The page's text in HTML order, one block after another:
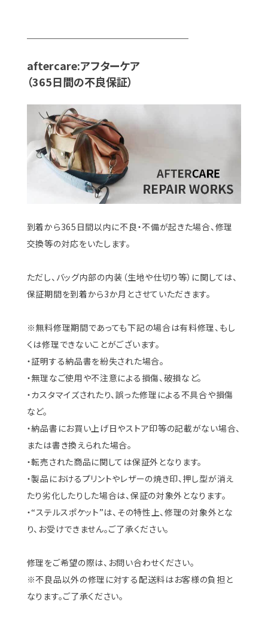
aftercare:アフターケア
（365日間の不良保証）
到着から365日間以内に不良・不備が起きた場合、修理
交換等の対応をいたします。
ただし、バッグ内部の内装（生地や仕切り等）に関しては、
保証期間を到着から3か月とさせていただきます。
※無料修理期間であっても下記の場合は有料修理、もし
くは修理できないことがございます。
・証明する納品書を紛失された場合。
・無理なご使用や不注意による損傷、破損など。
・カスタマイズされたり、誤った修理による不具合や損傷
など。
・納品書にお買い上げ日やストア印等の記載がない場合、
または書き換えられた場合。
・転売された商品に関しては保証外となります。
・製品におけるプリントやレザーの焼き印、押し型が消え
たり劣化したりした場合は、保証の対象外となります。
・“ステルスポケット”は、その特性上、修理の対象外とな
り、お受けできません。ご了承ください。
修理をご希望の際は、お問い合わせください。
※不良品以外の修理に対する配送料はお客様の負担と
なります。ご了承ください。